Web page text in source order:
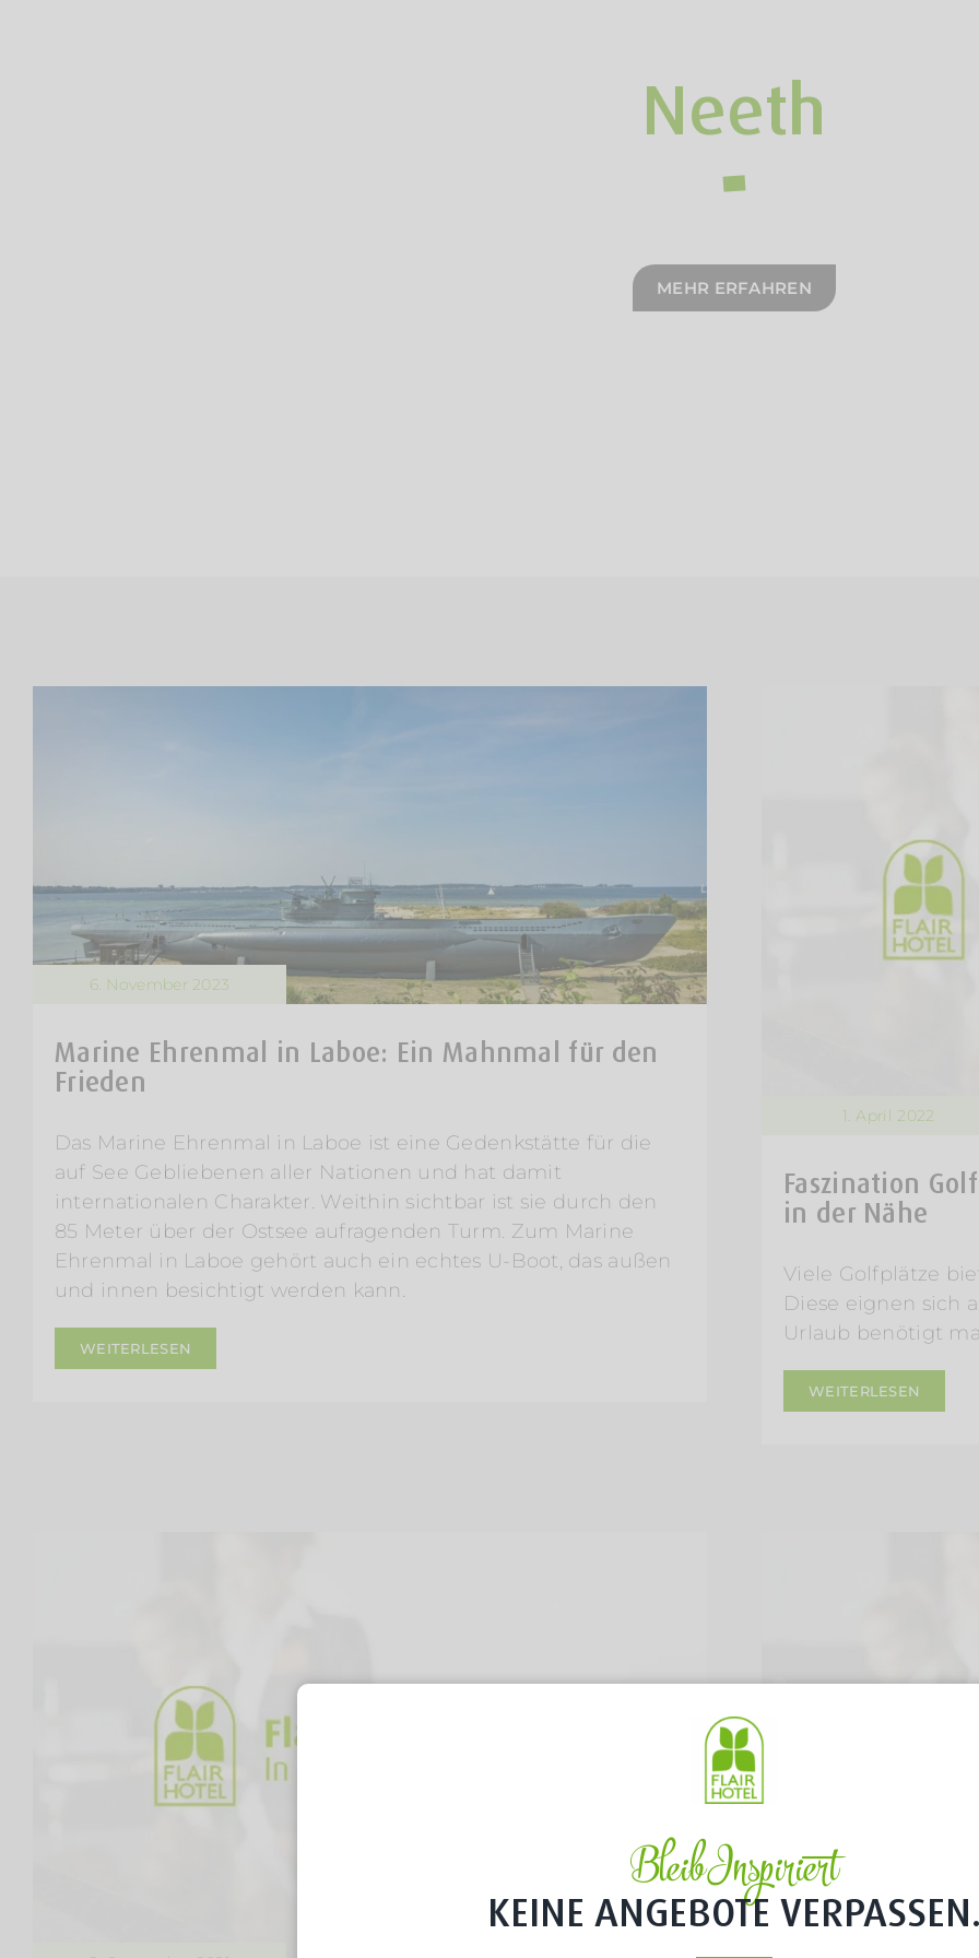
Neeth
MEHR ERFAHREN
6. November 2023
Marine Ehrenmal in Laboe: Ein Mahnmal für den
Frieden
Das Marine Ehrenmal in Laboe ist eine Gedenkstätte für die
auf See Gebliebenen aller Nationen und hat damit
internationalen Charakter. Weithin sichtbar ist sie durch den
85 Meter über der Ostsee aufragenden Turm. Zum Marine
Ehrenmal in Laboe gehört auch ein echtes U-Boot, das außen
und innen besichtigt werden kann.
WEITERLESEN
1. April 2022
Faszination
in der Nähe
Viele Golfplätze
Diese eignen sich
Urlaub benötigt
WEITERLESEN
Bleib Inspiriert
KEINE ANGEBOTE